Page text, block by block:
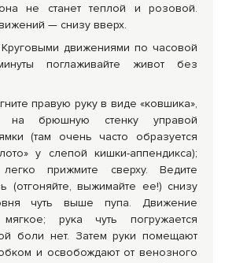
не станет теплой и розовой.
— снизу вверх.
движениями по часовой
поглаживайте живот без
правую руку в виде «ковшика»,
на брюшную стенку управой
(там очень часто образуется
у слепой кишки-аппендикса);
прижмите сверху. Ведите
(отгоняйте, выжимайте ее!) снизу
чуть выше пупа. Движение
рука чуть погружается
боли нет. Затем руки помещают
и освобождают от венозного